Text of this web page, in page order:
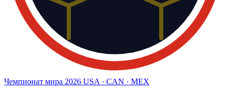
Чемпионат мира 2026 USA · CAN · MEX